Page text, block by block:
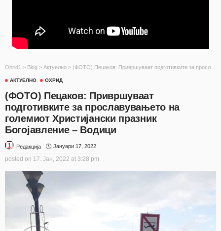
Ohrid1 > Blog > Актуелно > (ФОТО) Пецаков: Привршуваат подготивките за прославувањето на големиот Христијански празник Богојавление – Водици
АКТУЕЛНО ОХРИД
(ФОТО) Пецаков: Привршуваат
подготивките за прославувањето на
големиот Христијански празник
Богојавление – Водици
Редакција Јануари 17, 2022
posted on 17. Јан, 2022 at 3:28 pm